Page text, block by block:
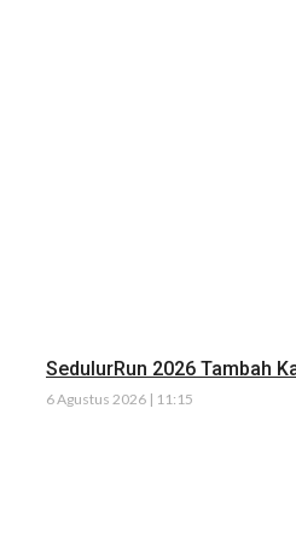
SedulurRun 2026 Tambah
6 Agustus 2026 | 11:15